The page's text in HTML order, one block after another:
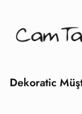
Dekoratic